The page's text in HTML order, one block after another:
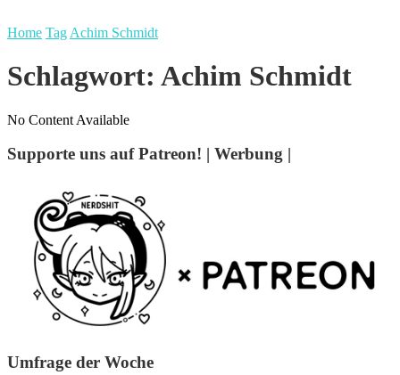
Home Tag Achim Schmidt
Schlagwort: Achim Schmidt
No Content Available
Supporte uns auf Patreon! | Werbung |
Umfrage der Woche